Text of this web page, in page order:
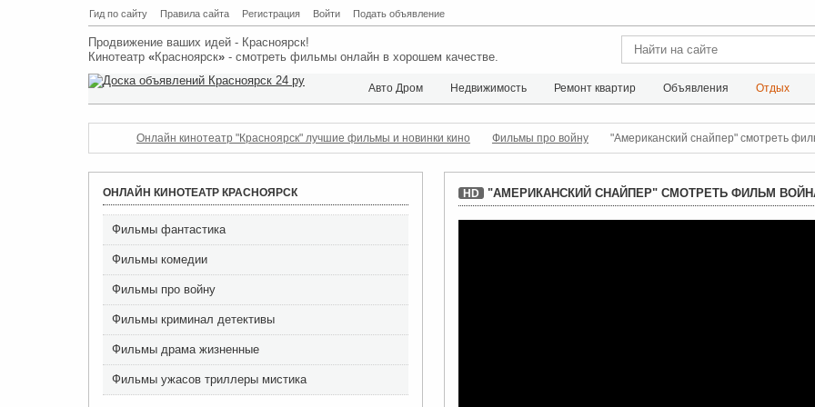
Гид по сайту Правила сайта Регистрация Войти Подать объявление
Продвижение ваших идей - Красноярск!
Кинотеатр «Красноярск»- смотреть фильмы онлайн в хорошем качестве.
Авто Дром Недвижимость Ремонт квартир Объявления Отдых
Онлайн кинотеатр "Красноярск" лучшие фильмы и новинки кино Фильмы про войну "Американский снайпер" смотреть
ОНЛАЙН КИНОТЕАТР КРАСНОЯРСК
Фильмы фантастика
Фильмы комедии
Фильмы про войну
Фильмы криминал детективы
Фильмы драма жизненные
Фильмы ужасов триллеры мистика
HD "АМЕРИКАНСКИЙ СНАЙПЕР" СМОТРЕТЬ ФИЛЬМ